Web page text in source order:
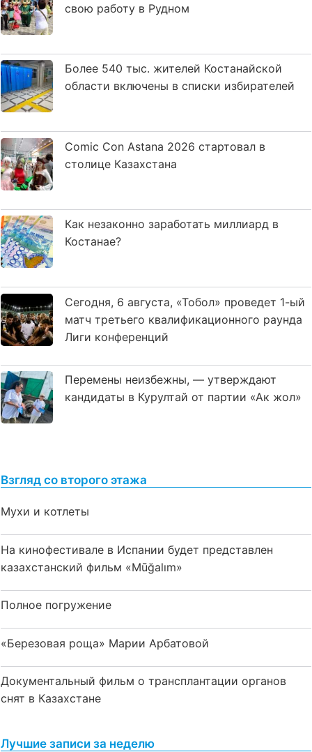
свою работу в Рудном
Более 540 тыс. жителей Костанайской
области включены в списки избирателей
Comic Con Astana 2026 стартовал в
столице Казахстана
Как незаконно заработать миллиард в
Костанае?
Сегодня, 6 августа, «Тобол» проведет 1-ый
матч третьего квалификационного раунда
Лиги конференций
Перемены неизбежны, — утверждают
кандидаты в Курултай от партии «Ак жол»
Взгляд со второго этажа
Мухи и котлеты
На кинофестивале в Испании будет представлен
казахстанский фильм «Mūğalım»
Полное погружение
«Березовая роща» Марии Арбатовой
Документальный фильм о трансплантации органов
снят в Казахстане
Лучшие записи за неделю